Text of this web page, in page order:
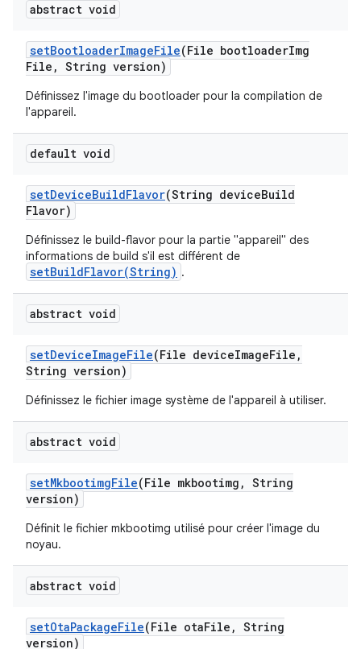
abstract void
setBootloaderImageFile(File bootloaderImg
File , String version)
Définissez l'image du bootloader pour la compilation de
l'appareil.
default void
setDeviceBuildFlavor(String deviceBuild
Flavor)
Définissez le build-flavor pour la partie "appareil" des
informations de build s'il est différent de
setBuildFlavor(String) .
abstract void
setDeviceImageFile(File deviceImageFile ,
String version)
Définissez le fichier image système de l'appareil à utiliser.
abstract void
setMkbootimgFile(File mkbootimg , String
version)
Définit le fichier mkbootimg utilisé pour créer l'image du
noyau.
abstract void
setOtaPackageFile(File otaFile , String
version)